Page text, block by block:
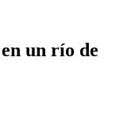
un río de